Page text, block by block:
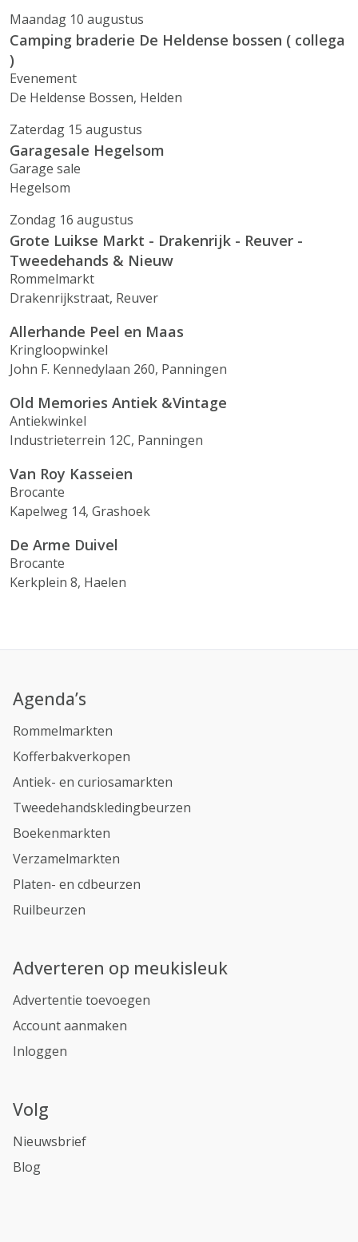
Maandag 10 augustus
Camping braderie De Heldense bossen ( collega
)
Evenement
De Heldense Bossen, Helden
Zaterdag 15 augustus
Garagesale Hegelsom
Garage sale
Hegelsom
Zondag 16 augustus
Grote Luikse Markt - Drakenrijk - Reuver -
Tweedehands & Nieuw
Rommelmarkt
Drakenrijkstraat, Reuver
Allerhande Peel en Maas
Kringloopwinkel
John F. Kennedylaan 260, Panningen
Old Memories Antiek &Vintage
Antiekwinkel
Industrieterrein 12C, Panningen
Van Roy Kasseien
Brocante
Kapelweg 14, Grashoek
De Arme Duivel
Brocante
Kerkplein 8, Haelen
Agenda’s
Rommelmarkten
Kofferbakverkopen
Antiek- en curiosamarkten
Tweedehandskledingbeurzen
Boekenmarkten
Verzamelmarkten
Platen- en cdbeurzen
Ruilbeurzen
Adverteren op meukisleuk
Advertentie toevoegen
Account aanmaken
Inloggen
Volg
Nieuwsbrief
Blog